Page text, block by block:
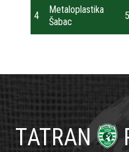
4
Metaloplastika
Šabac
5
TATRAN